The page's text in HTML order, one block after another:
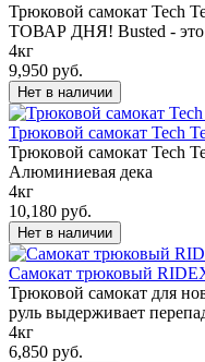
Трюковой самокат Tech
ТОВАР ДНЯ! Busted - это
4кг
9,950 руб.
Трюковой самокат Tech
Трюковой самокат Tech
Алюминиевая дека
4кг
10,180 руб.
Самокат трюковый
Трюковой самокат для
руль выдерживает
4кг
6,850 руб.